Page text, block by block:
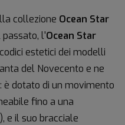
collezione Ocean Star
passato, l'Ocean Star
estetici dei modelli
del Novecento e ne
è dotato di un movimento
fino a una
e il suo bracciale